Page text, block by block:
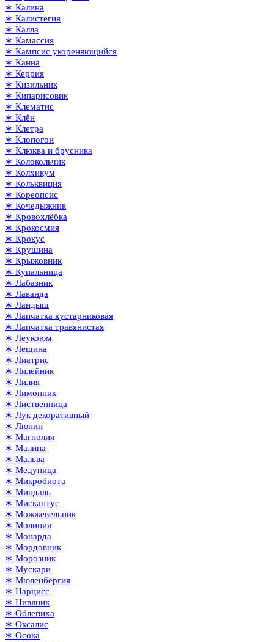
∗ Калина
∗ Калистегия
∗ Калла
∗ Камассия
∗ Кампсис укореняющийся
∗ Канна
∗ Керрия
∗ Кизильник
∗ Кипарисовик
∗ Клематис
∗ Клён
∗ Клетра
∗ Клопогон
∗ Клюква и брусника
∗ Колокольчик
∗ Колхикум
∗ Кольквиция
∗ Кореопсис
∗ Кочедыжник
∗ Кровохлёбка
∗ Крокосмия
∗ Крокус
∗ Крушина
∗ Крыжовник
∗ Купальница
∗ Лабазник
∗ Лаванда
∗ Ландыш
∗ Лапчатка кустарниковая
∗ Лапчатка травянистая
∗ Леукоюм
∗ Лещина
∗ Лиатрис
∗ Лилейник
∗ Лилия
∗ Лимонник
∗ Лиственница
∗ Лук декоративный
∗ Люпин
∗ Магнолия
∗ Малина
∗ Мальва
∗ Медуница
∗ Микробиота
∗ Миндаль
∗ Мискантус
∗ Можжевельник
∗ Молиния
∗ Монарда
∗ Мордовник
∗ Морозник
∗ Мускари
∗ Мюленбергия
∗ Нарцисс
∗ Нивяник
∗ Облепиха
∗ Оксалис
∗ Осока